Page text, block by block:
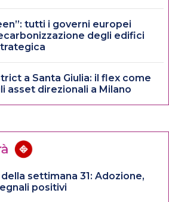
tutti i governi europei
degli edifici
a Santa Giulia: il flex come
asset direzionali a Milano
settimana 31: Adozione,
positivi